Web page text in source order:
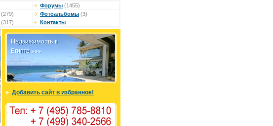
Форумы (1455)
(279) Фотоальбомы (3)
(317) Контакты
Добавить сайт в избранное!